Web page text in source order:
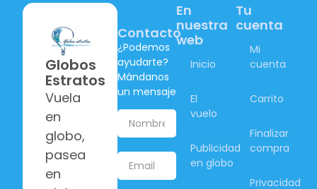
Globos
Estratos
Vuela
en
globo,
pasea
en
En
nuestra
web
Inicio
El
vuelo
Publicidad
en globo
Tu
cuenta
Mi
cuenta
Carrito
Finalizar
compra
Privacidad
Contacto
¿Podemos
ayudarte?
Mándanos
un mensaje